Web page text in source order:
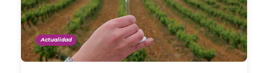
Actualidad